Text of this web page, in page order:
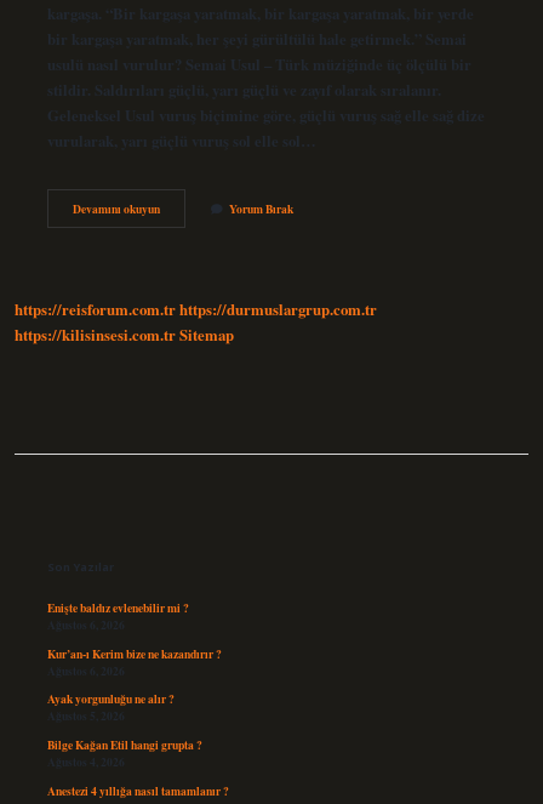
kargaşa. “Bir kargaşa yaratmak, bir kargaşa yaratmak, bir yerde
bir kargaşa yaratmak, her şeyi gürültülü hale getirmek.” Semai
usulü nasıl vurulur? Semai Usul – Türk müziğinde üç ölçülü bir
stildir. Saldırıları güçlü, yarı güçlü ve zayıf olarak sıralanır.
Geleneksel Usul vuruş biçimine göre, güçlü vuruş sağ elle sağ dize
vurularak, yarı güçlü vuruş sol elle sol…
Devamını okuyunCurcuna
Usulü
Yorum Bırak
https://reisforum.com.trhttps://durmuslargrup.com.tr
https://kilisinsesi.com.trSitemap
Son Yazılar
Enişte baldız evlenebilir mi ?
Ağustos 6, 2026
Kur’an-ı Kerim bize ne kazandırır ?
Ağustos 6, 2026
Ayak yorgunluğu ne alır ?
Ağustos 5, 2026
Bilge Kağan Etil hangi grupta ?
Ağustos 4, 2026
Anestezi 4 yıllığa nasıl tamamlanır ?